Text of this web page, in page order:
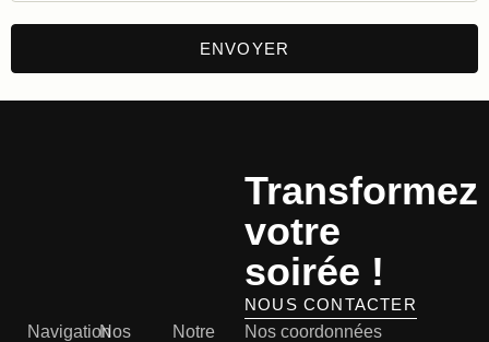
Transformez
votre
soirée !
NOUS CONTACTER
NavigationNos
Notre
Nos coordonnées